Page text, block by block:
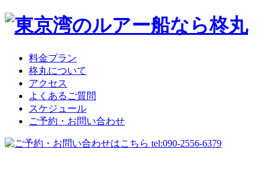
料金プラン
柊丸について
アクセス
よくあるご質問
スケジュール
ご予約・お問い合わせ